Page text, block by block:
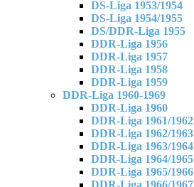
DS-Liga 1953/1954
DS-Liga 1954/1955
DS/DDR-Liga 1955
DDR-Liga 1956
DDR-Liga 1957
DDR-Liga 1958
DDR-Liga 1959
DDR-Liga 1960-1969
DDR-Liga 1960
DDR-Liga 1961/1962
DDR-Liga 1962/1963
DDR-Liga 1963/1964
DDR-Liga 1964/1965
DDR-Liga 1965/1966
DDR-Liga 1966/1967